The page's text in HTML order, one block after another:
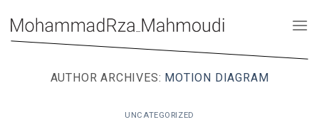
content
AUTHOR ARCHIVES: MOTION DIAGRAM
UNCATEGORIZED